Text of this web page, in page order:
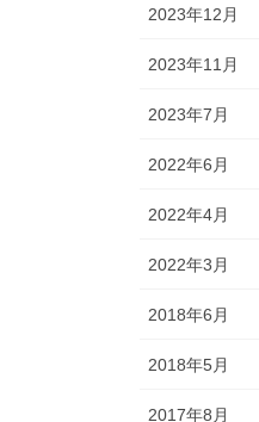
2023年12月
2023年11月
2023年7月
2022年6月
2022年4月
2022年3月
2018年6月
2018年5月
2017年8月